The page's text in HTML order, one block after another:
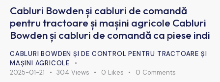
Cabluri Bowden și cabluri de comandă
pentru tractoare și mașini agricole Cabluri
Bowden și cabluri de comandă ca piese indi
CABLURI BOWDEN ȘI DE CONTROL PENTRU TRACTOARE ȘI
MAȘINI AGRICOLE
2025-01-21
304 Views 0 Likes 0 Comments